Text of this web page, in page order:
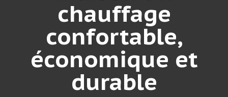
chauffage
confortable,
économique et
durable